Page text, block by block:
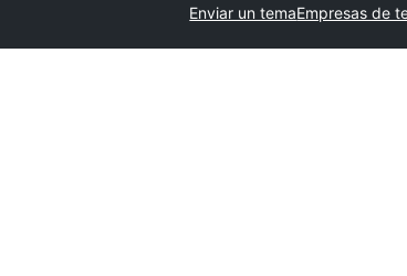
Enviar un temaEmpresas de